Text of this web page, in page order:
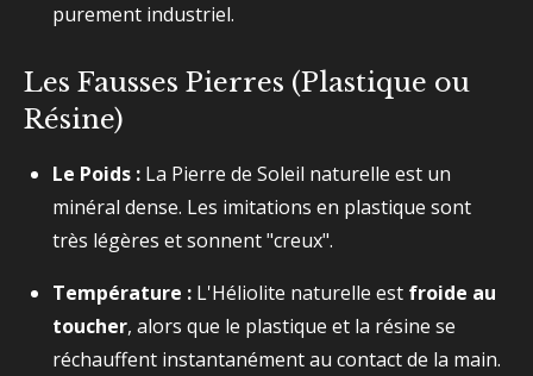
purement industriel.
Les Fausses Pierres (Plastique ou
Résine)
Le Poids : La Pierre de Soleil naturelle est un
minéral dense. Les imitations en plastique sont
très légères et sonnent "creux".
Température : L'Héliolite naturelle est froide au
toucher, alors que le plastique et la résine se
réchauffent instantanément au contact de la main.